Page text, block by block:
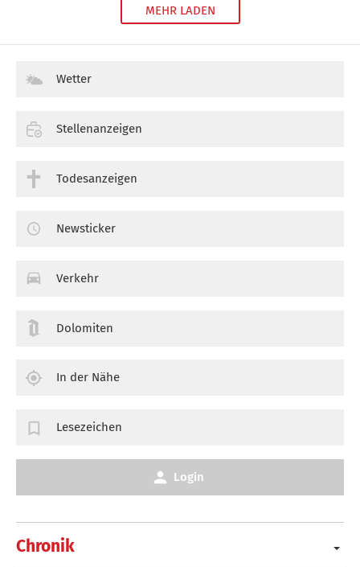
MEHR LADEN
Chronik
Wetter
Stellenanzeigen
Todesanzeigen
Newsticker
Verkehr
Dolomiten
In der Nähe
Lesezeichen
Login